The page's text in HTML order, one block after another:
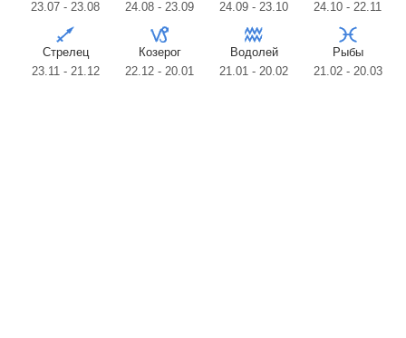
23.07 - 23.08
24.08 - 23.09
24.09 - 23.10
24.10 - 22.11
Стрелец
23.11 - 21.12
Козерог
22.12 - 20.01
Водолей
21.01 - 20.02
Рыбы
21.02 - 20.03